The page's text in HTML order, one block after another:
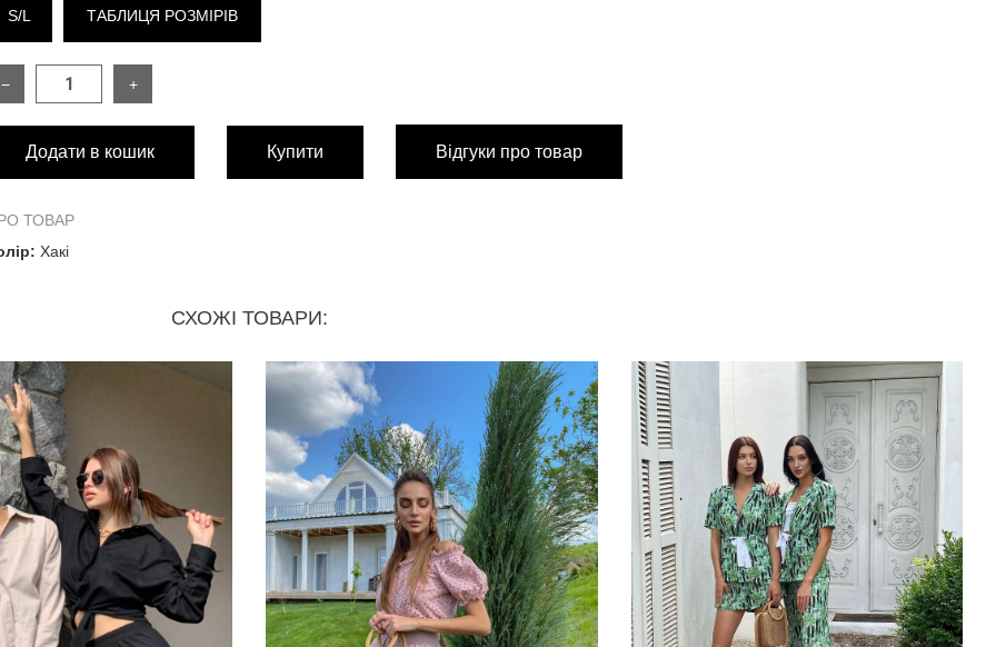
S/L ТАБЛИЦЯ РОЗМІРІВ
Довжина виробу 103 см
Напівобхват грудей
− +
Додати в кошик Купити Відгуки про товар
ТОВАР
Хакі
СХОЖІ ТОВАРИ: